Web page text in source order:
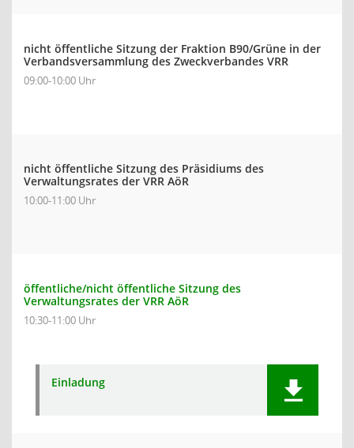
nicht öffentliche Sitzung der Fraktion B90/Grüne in der
Verbandsversammlung des Zweckverbandes VRR
09:00-10:00 Uhr
nicht öffentliche Sitzung des Präsidiums des
Verwaltungsrates der VRR AöR
10:00-11:00 Uhr
öffentliche/nicht öffentliche Sitzung des
Verwaltungsrates der VRR AöR
10:30-11:00 Uhr
Einladung